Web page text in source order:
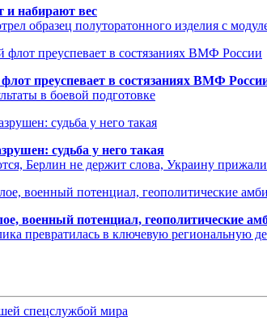
и набирают вес
образец полуторатонного изделия с
преуспевает в состязаниях ВМФ
в боевой подготовке
судьба у него такая
Берлин не держит слова, Украину
военный потенциал, геополитические
превратилась в ключевую региональную